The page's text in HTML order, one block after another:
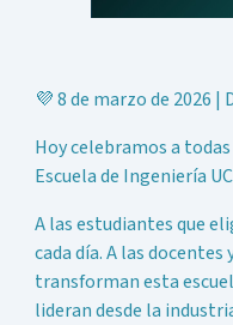
💜 8 de marzo de 2026
Hoy celebramos a
Escuela de Ingeniería
A las estudiantes que
cada día. A las
transforman esta
lideran desde la